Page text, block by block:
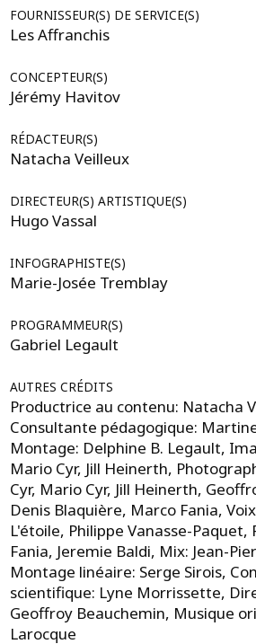
FOURNISSEUR(S) DE SERVICE(S)
Les Affranchis
CONCEPTEUR(S)
Jérémy Havitov
RÉDACTEUR(S)
Natacha Veilleux
DIRECTEUR(S) ARTISTIQUE(S)
Hugo Vassal
INFOGRAPHISTE(S)
Marie-Josée Tremblay
PROGRAMMEUR(S)
Gabriel Legault
AUTRES CRÉDITS
Productrice au contenu: Natacha
Consultante pédagogique:
Montage: Delphine B. Legault,
Mario Cyr, Jill Heinerth,
Cyr, Mario Cyr, Jill Heinerth,
Denis Blaquière, Marco Fania,
L'étoile, Philippe Vanasse-Paquet,
Fania, Jeremie Baldi, Mix: Jean-
Montage linéaire: Serge Sirois,
scientifique: Lyne Morrissette,
Geoffroy Beauchemin, Musique
Larocque